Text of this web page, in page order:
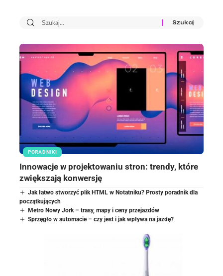
PORADNIKI
Innowacje w projektowaniu stron: trendy, które
zwiększają konwersję
Jak łatwo stworzyć plik HTML w Notatniku? Prosty poradnik dla
początkujących
Metro Nowy Jork – trasy, mapy i ceny przejazdów
Sprzęgło w automacie – czy jest i jak wpływa na jazdę?